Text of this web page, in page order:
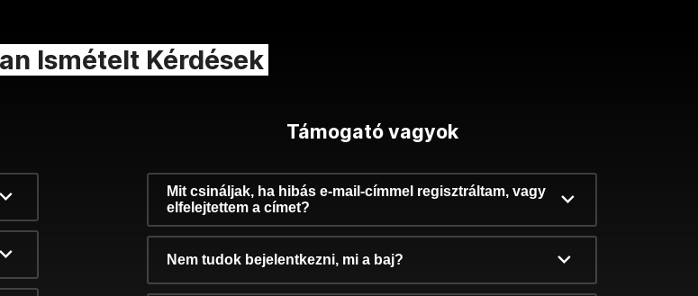
Ismételt Kérdések
Támogató vagyok
Mit csináljak, ha hibás e-mail-címmel regisztráltam, vagy
elfelejtettem a címet?
Nem tudok bejelentkezni, mi a baj?